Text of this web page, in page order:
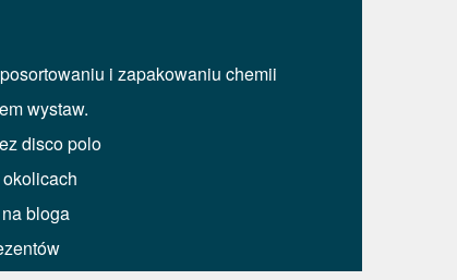
i zapakowaniu chemii
wystaw.
disco polo
bloga